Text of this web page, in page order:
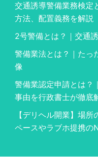
交通誘導警備業務検定
方法、配置義務を解説
2号警備とは？｜交通
警備業法とは？｜たっ
像
警備業認定申請とは？
事由を行政書士が徹底
【デリヘル開業】場
ペースやラブホ提携の